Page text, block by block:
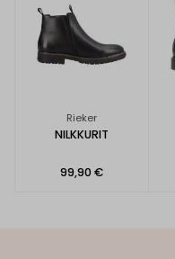
Rieker
NILKKURIT
99,90 €